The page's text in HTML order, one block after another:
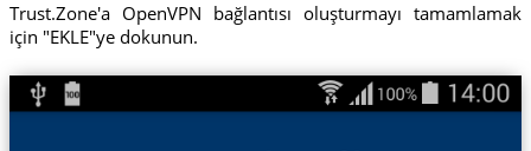
Trust.Zone'a OpenVPN bağlantısı oluşturmayı tamamlamak
için "EKLE"ye dokunun.